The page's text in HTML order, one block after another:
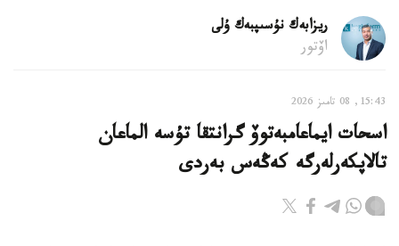
ريزابەك نۇسىپبەك ۇلى
اۆتور
15:43, 08 تامىز 2026
اسحات ايماعامبەتوۆ گرانتقا تۇسە الماعان
تالاپكەرلەرگە كەڭەس بەردى